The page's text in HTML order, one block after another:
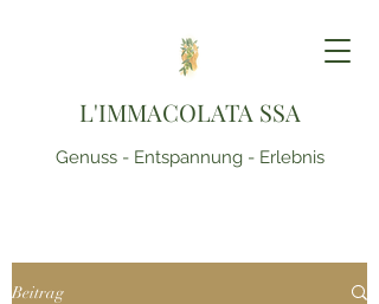
L'IMMACOLATA SSA
Genuss - Entspannung - Erlebnis
Beitrag